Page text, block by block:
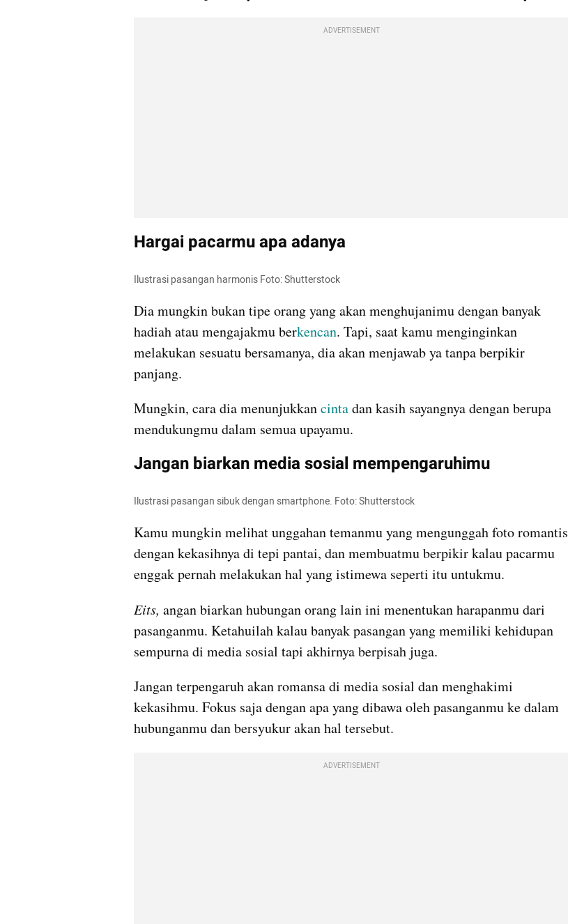
ADVERTISEMENT
Hargai pacarmu apa adanya
Ilustrasi pasangan harmonis Foto: Shutterstock
Dia mungkin bukan tipe orang yang akan menghujanimu dengan banyak
hadiah atau mengajakmu berkencan. Tapi, saat kamu menginginkan
melakukan sesuatu bersamanya, dia akan menjawab ya tanpa berpikir
panjang.
Mungkin, cara dia menunjukkan cinta dan kasih sayangnya dengan berupa
mendukungmu dalam semua upayamu.
Jangan biarkan media sosial mempengaruhimu
Ilustrasi pasangan sibuk dengan smartphone. Foto: Shutterstock
Kamu mungkin melihat unggahan temanmu yang mengunggah foto romantis
dengan kekasihnya di tepi pantai, dan membuatmu berpikir kalau pacarmu
enggak pernah melakukan hal yang istimewa seperti itu untukmu.
Eits, angan biarkan hubungan orang lain ini menentukan harapanmu dari
pasanganmu. Ketahuilah kalau banyak pasangan yang memiliki kehidupan
sempurna di media sosial tapi akhirnya berpisah juga.
Jangan terpengaruh akan romansa di media sosial dan menghakimi
kekasihmu. Fokus saja dengan apa yang dibawa oleh pasanganmu ke dalam
hubunganmu dan bersyukur akan hal tersebut.
ADVERTISEMENT